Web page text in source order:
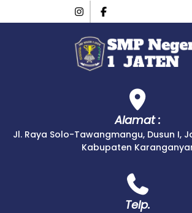
Alamat :
Jl. Raya Solo-Tawangmangu, Dusun I,
Kabupaten
Telp.